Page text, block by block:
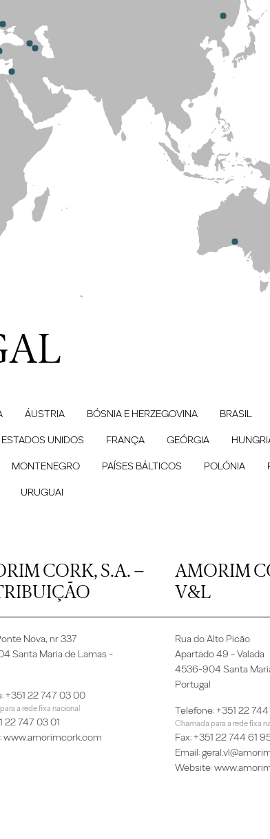
ÁUSTRIA BÓSNIA E HERZEGOVINA BRASIL
ESTADOS UNIDOS FRANÇA GEÓRGIA
MONTENEGRO PAÍSES BÁLTICOS POLÓNIA
URUGUAI
CORK, S.A. –
Nova, nr 337
Santa Maria de Lamas -
+351 22 747 03 00
a rede fixa nacional
22 747 03 01
www.amorimcork.com
AMORIM
V&L
Rua do Alto Picão
Apartado 49 - Valada
4536-904 Santa
Portugal
Telefone: +351 22 744
Chamada para a rede fixa
Fax: +351 22 744 61
Email:
Website: